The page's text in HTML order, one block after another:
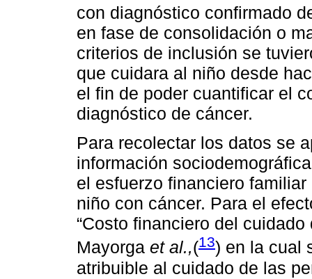
con diagnóstico confirmado
en fase de consolidación o
criterios de inclusión se
que cuidara al niño desde
el fin de poder cuantificar el
diagnóstico de cáncer.
Para recolectar los datos se
información
el esfuerzo financiero
niño con cáncer. Para el
“Costo financiero del
Mayorga et al.,(13) en la cual
atribuible al cuidado de las